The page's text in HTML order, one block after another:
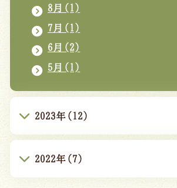
8月(1)
7月(1)
6月(2)
5月(1)
2023年(12)
2022年(7)